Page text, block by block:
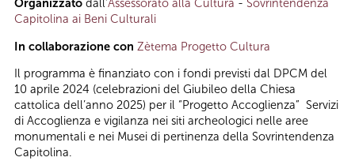
Organizzato dall’Assessorato alla Cultura - Sovrintendenza
Capitolina ai Beni Culturali
In collaborazione con Zètema Progetto Cultura
Il programma è finanziato con i fondi previsti dal DPCM del
10 aprile 2024 (celebrazioni del Giubileo della Chiesa
cattolica dell’anno 2025) per il “Progetto Accoglienza” Servizi
di Accoglienza e vigilanza nei siti archeologici nelle aree
monumentali e nei Musei di pertinenza della Sovrintendenza
Capitolina.